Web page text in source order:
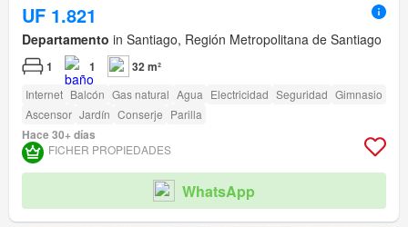
UF 1.821
Departamento in Santiago, Región Metropolitana de Santiago
1 1 32 m²
Internet Balcón Gas natural Agua Electricidad Seguridad Gimnasio
Ascensor Jardín Conserje Parilla
Hace 30+ días
FICHER PROPIEDADES
WhatsApp